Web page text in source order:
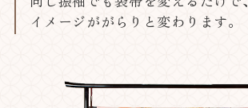
イメージががらりと変わります。